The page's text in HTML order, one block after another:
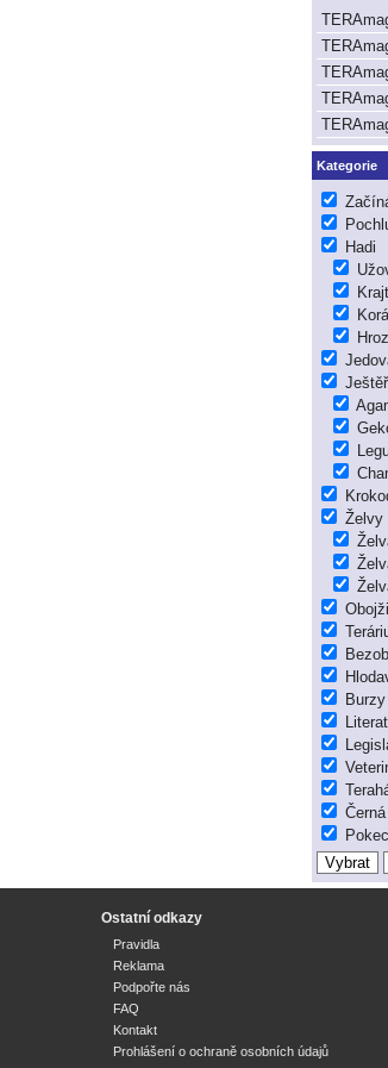
Kategorie
Hadi
Želvy
Pokec
Ostatní odkazy
Pravidla
Reklama
Podpořte nás
FAQ
Kontakt
Prohlášení o ochraně osobních údajů